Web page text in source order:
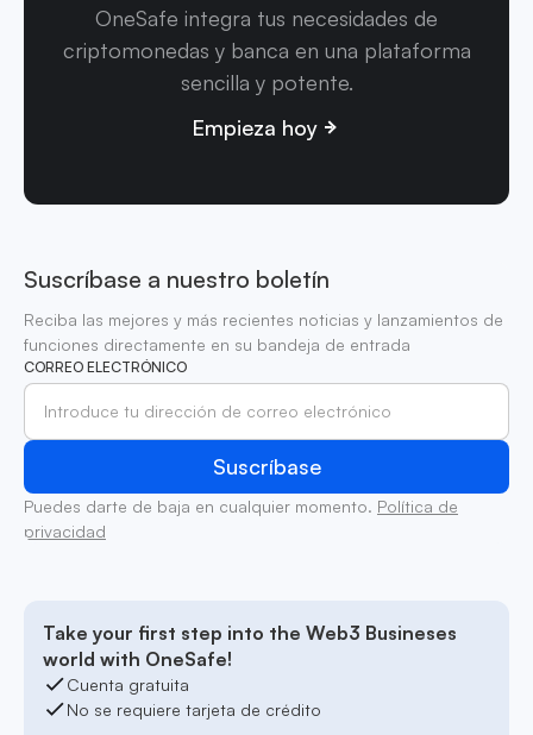
OneSafe integra tus necesidades de
criptomonedas y banca en una plataforma
sencilla y potente.
Empieza hoy
Suscríbase a nuestro boletín
Reciba las mejores y más recientes noticias y lanzamientos de
funciones directamente en su bandeja de entrada
CORREO ELECTRÓNICO
Puedes darte de baja en cualquier momento. Política de
privacidad
Take your first step into the Web3 Busineses
world with OneSafe!
Cuenta gratuita
No se requiere tarjeta de crédito